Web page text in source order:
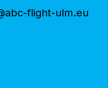
flight-ulm.eu